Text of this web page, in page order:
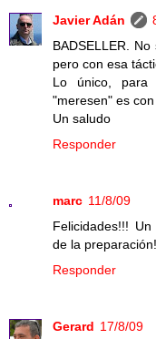
Javier Adán
BADSELLER.
pero con esa
Lo único, para
"meresen" es
Un saludo
Responder
marc 11/8/09
Felicidades!!!
de la
Responder
Gerard 17/8/09